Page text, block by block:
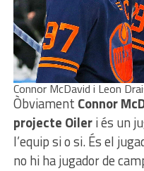
Connor McDavid i Leon
Òbviament Connor
projecte Oileri és un
l’equip si o si. És el
no hi ha jugador de